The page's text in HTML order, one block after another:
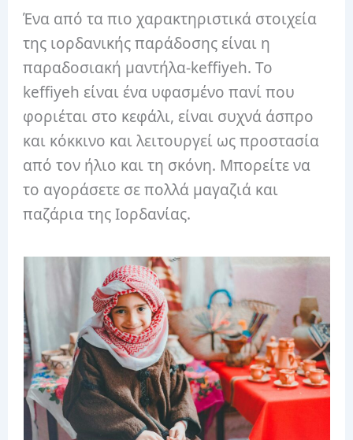
Ένα από τα πιο χαρακτηριστικά στοιχεία
της ιορδανικής παράδοσης είναι η
παραδοσιακή μαντήλα-keffiyeh. Το
keffiyeh είναι ένα υφασμένο πανί που
φοριέται στο κεφάλι, είναι συχνά άσπρο
και κόκκινο και λειτουργεί ως προστασία
από τον ήλιο και τη σκόνη. Μπορείτε να
το αγοράσετε σε πολλά μαγαζιά και
παζάρια της Ιορδανίας.